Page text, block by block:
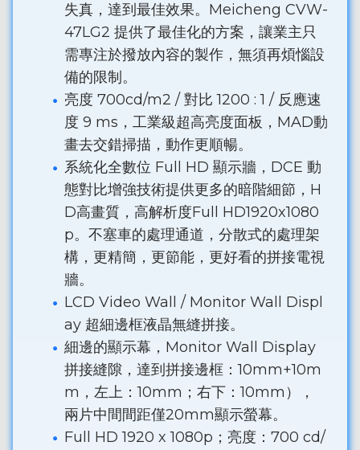
失真，達到最佳效果。Meicheng CVW-
47LG2 提供了最佳化的方案，讓業主只
需專注於撥放內容的製作，無須再煩惱設
備的限制。
亮度 700cd/m2 / 對比 1200 : 1 / 反應速
度 9 ms，工業級超高亮度面板，MAD動
畫去交錯掃描，動作更順暢。
系統化全數位 Full HD 顯示牆，DCE 動
態對比增強技術提供更多的暗階細節，H
D高畫質，高解析度Full HD1920x1080
p。不塞車的處理通道，分散式的處理架
構，更精簡，更節能，更好看的拼接電視
牆。
LCD Video Wall / Monitor Wall Displ
ay 超細邊框液晶無縫拼接。
細邊的顯示幕，Monitor Wall Display
拼接縫隙，達到拼接邊框：10mm+10m
m，左上：10mm；右下：10mm），
兩片中間間距僅20mm顯示螢幕。
Full HD 1920 x 1080p；亮度：700 cd/